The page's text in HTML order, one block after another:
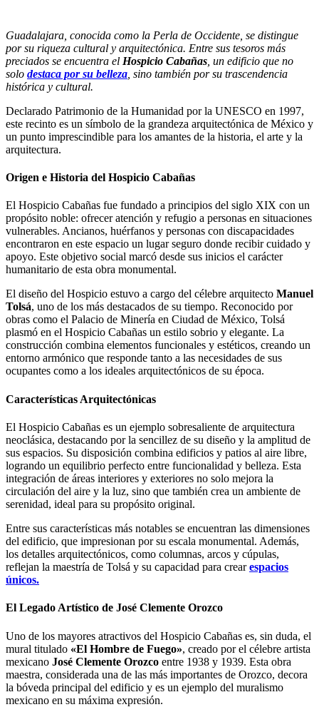
Guadalajara, conocida como la Perla de Occidente, se distingue
por su riqueza cultural y arquitectónica. Entre sus tesoros más
preciados se encuentra el Hospicio Cabañas , un edificio que no
solo destaca por su belleza , sino también por su trascendencia
histórica y cultural.
Declarado Patrimonio de la Humanidad por la UNESCO en 1997,
este recinto es un símbolo de la grandeza arquitectónica de México y
un punto imprescindible para los amantes de la historia, el arte y la
arquitectura.
Origen e Historia del Hospicio Cabañas
El Hospicio Cabañas fue fundado a principios del siglo XIX con un
propósito noble: ofrecer atención y refugio a personas en situaciones
vulnerables. Ancianos, huérfanos y personas con discapacidades
encontraron en este espacio un lugar seguro donde recibir cuidado y
apoyo. Este objetivo social marcó desde sus inicios el carácter
humanitario de esta obra monumental.
El diseño del Hospicio estuvo a cargo del célebre arquitecto Manuel
Tolsá, uno de los más destacados de su tiempo. Reconocido por
obras como el Palacio de Minería en Ciudad de México, Tolsá
plasmó en el Hospicio Cabañas un estilo sobrio y elegante. La
construcción combina elementos funcionales y estéticos, creando un
entorno armónico que responde tanto a las necesidades de sus
ocupantes como a los ideales arquitectónicos de su época.
Características Arquitectónicas
El Hospicio Cabañas es un ejemplo sobresaliente de arquitectura
neoclásica, destacando por la sencillez de su diseño y la amplitud de
sus espacios. Su disposición combina edificios y patios al aire libre,
logrando un equilibrio perfecto entre funcionalidad y belleza. Esta
integración de áreas interiores y exteriores no solo mejora la
circulación del aire y la luz, sino que también crea un ambiente de
serenidad, ideal para su propósito original.
Entre sus características más notables se encuentran las dimensiones
del edificio, que impresionan por su escala monumental. Además,
los detalles arquitectónicos, como columnas, arcos y cúpulas,
reflejan la maestría de Tolsá y su capacidad para crearespacios
únicos.
El Legado Artístico de José Clemente Orozco
Uno de los mayores atractivos del Hospicio Cabañas es, sin duda, el
mural titulado «El Hombre de Fuego», creado por el célebre artista
mexicano José Clemente Orozco entre 1938 y 1939. Esta obra
maestra, considerada una de las más importantes de Orozco, decora
la bóveda principal del edificio y es un ejemplo del muralismo
mexicano en su máxima expresión.